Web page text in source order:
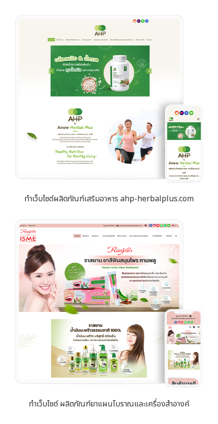
ทำเว็บไซต์ผลิตภัณฑ์เสริมอาหาร ahp-herbalplus.com
ทำเว็บไซต์ ผลิตภัณฑ์ยาแผนโบราณและเครื่องสำอางค์